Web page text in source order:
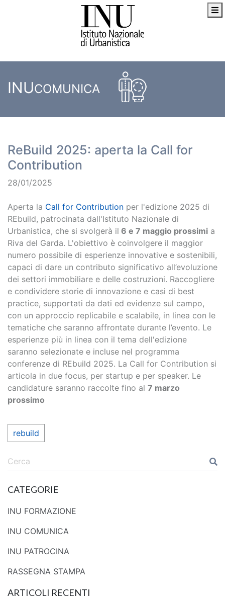
INUCOMUNICA
ReBuild 2025: aperta la Call for
Contribution
28/01/2025
Aperta la Call for Contribution per l'edizione 2025 di
REbuild, patrocinata dall'Istituto Nazionale di
Urbanistica, che si svolgerà il 6 e 7 maggio prossimi a
Riva del Garda. L'obiettivo è coinvolgere il maggior
numero possibile di esperienze innovative e sostenibili,
capaci di dare un contributo significativo all’evoluzione
dei settori immobiliare e delle costruzioni. Raccogliere
e condividere storie di innovazione e casi di best
practice, supportati da dati ed evidenze sul campo,
con un approccio replicabile e scalabile, in linea con le
tematiche che saranno affrontate durante l’evento. Le
esperienze più in linea con il tema dell'edizione
saranno selezionate e incluse nel programma
conferenze di REbuild 2025. La Call for Contribution si
articola in due focus, per startup e per speaker. Le
candidature saranno raccolte fino al 7 marzo
prossimo
rebuild
CATEGORIE
INU FORMAZIONE
INU COMUNICA
INU PATROCINA
RASSEGNA STAMPA
ARTICOLI RECENTI